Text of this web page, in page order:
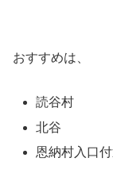
おすすめは、
読谷村
北谷
恩納村入口